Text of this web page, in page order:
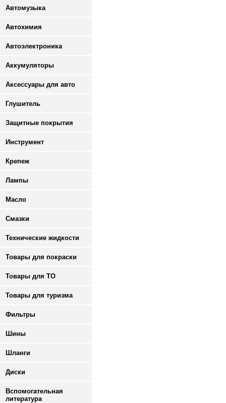
Автомузыка
Автохимия
Автоэлектроника
Аккумуляторы
Аксессуары для авто
Глушитель
Защитные покрытия
Инструмент
Крепеж
Лампы
Масло
Смазки
Технические жидкости
Товары для покраски
Товары для ТО
Товары для туризма
Фильтры
Шины
Шланги
Диски
Вспомогательная
литература